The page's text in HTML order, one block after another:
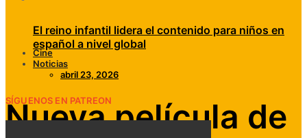
El reino infantil lidera el contenido para niños en
español a nivel global
abril 23, 2026
SÍGUENOS EN PATREON
Cine
Noticias
Nueva película de